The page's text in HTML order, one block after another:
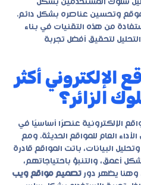
سلوك المستخدمين بشكل
وتحسين عناصره بشكل دائم.
من هذه التقنيات في بناء
لتحقيق أفضل تجربة
أكثر
الزائر؟
الإلكترونية عنصرًا أساسيًا في
العام للمواقع الحديثة. ومع
البيانات، باتت المواقع قادرة
أعمق، والتنبؤ باحتياجاتهم،
وهنا يظهر دور تصميم مواقع ويب